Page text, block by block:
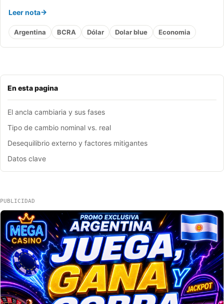
En esta pagina
El ancla cambiaria y sus fases
Tipo de cambio nominal vs. real
Desequilibrio externo y factores mitigantes
Datos clave
Leer nota
Argentina BCRA Dólar Dolar blue Economia
PUBLICIDAD